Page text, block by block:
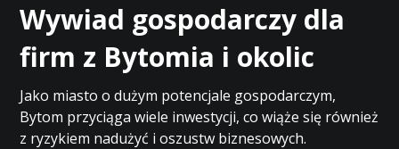
Wywiad gospodarczy dla
firm z Bytomia i okolic
Jako miasto o dużym potencjale gospodarczym,
Bytom przyciąga wiele inwestycji, co wiąże się również
z ryzykiem nadużyć i oszustw biznesowych.